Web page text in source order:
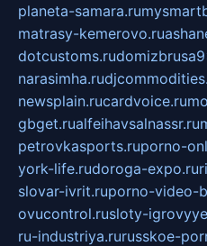
planeta-samara.ru
matrasy-kemerovo.ru
dotcustoms.ru
narasimha.ru
newsplain.rucardvoice.ru
gbget.rualfeihavsalnassr.ru
petrovkasports.ruporno-
york-life.rudoroga-expo.ru
slovar-ivrit.ruporno-video-
ovucontrol.rusloty-
ru-industriya.rurusskoe-